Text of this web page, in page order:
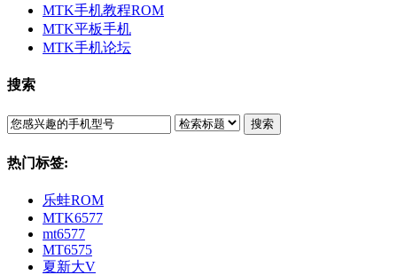
MTK手机教程ROM
MTK平板手机
MTK手机论坛
搜索
搜索
热门标签:
乐蛙ROM
MTK6577
mt6577
MT6575
夏新大V